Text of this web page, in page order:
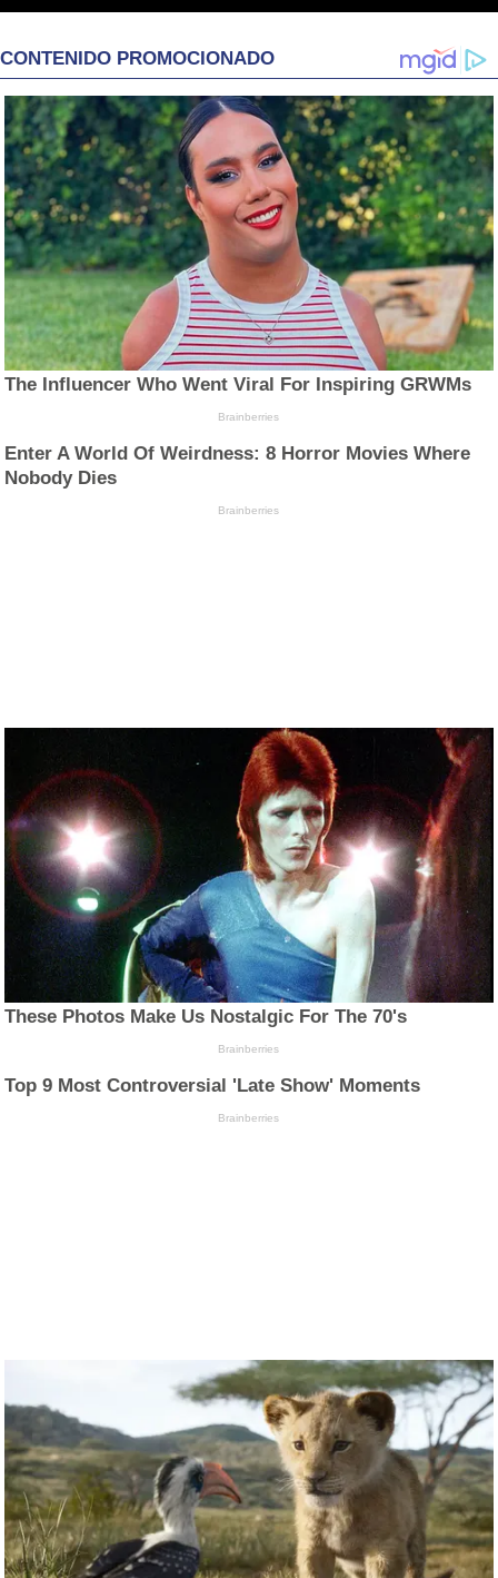
CONTENIDO PROMOCIONADO
The Influencer Who Went Viral For Inspiring GRWMs
Brainberries
Enter A World Of Weirdness: 8 Horror Movies Where
Nobody Dies
Brainberries
These Photos Make Us Nostalgic For The 70's
Brainberries
Top 9 Most Controversial 'Late Show' Moments
Brainberries